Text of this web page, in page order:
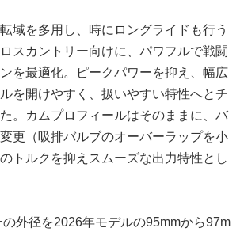
域を多用し、時にロングライドも行う
スカントリー向けに、パワフルで戦闘
を最適化。ピークパワーを抑え、幅広
を開けやすく、扱いやすい特性へとチ
。カムプロフィールはそのままに、バ
更（吸排バルブのオーバーラップを小
トルクを抑えスムーズな出力特性とし
の外径を2026年モデルの95mmから97m